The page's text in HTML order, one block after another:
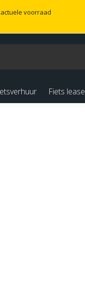
voorraad
Fiets lease